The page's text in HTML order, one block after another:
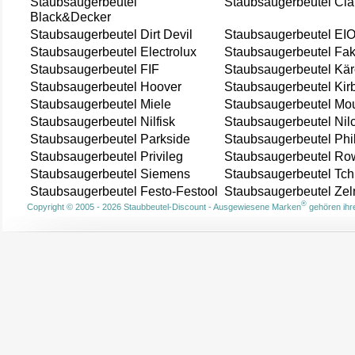
Black&Decker
Staubsaugerbeutel Dirt Devil
Staubsaugerbeutel
Staubsaugerbeutel Electrolux
Staubsaugerbeutel
Staubsaugerbeutel FIF
Staubsaugerbeutel
Staubsaugerbeutel Hoover
Staubsaugerbeutel
Staubsaugerbeutel Miele
Staubsaugerbeutel
Staubsaugerbeutel Nilfisk
Staubsaugerbeutel
Staubsaugerbeutel Parkside
Staubsaugerbeutel
Staubsaugerbeutel Privileg
Staubsaugerbeutel
Staubsaugerbeutel Siemens
Staubsaugerbeutel
Staubsaugerbeutel Festo-Festool
Staubsaugerbeutel
Copyright © 2005 - 2026 Staubbeutel-Discount - Ausgewiesene Marken®gehören